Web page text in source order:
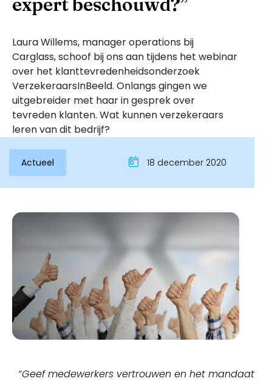
expert beschouwd?”
Laura Willems, manager operations bij
Carglass, schoof bij ons aan tijdens het webinar
over het klanttevredenheidsonderzoek
VerzekeraarsInBeeld. Onlangs gingen we
uitgebreider met haar in gesprek over
tevreden klanten. Wat kunnen verzekeraars
leren van dit bedrijf?
Actueel 18 december 2020
“Geef medewerkers vertrouwen en het mandaat